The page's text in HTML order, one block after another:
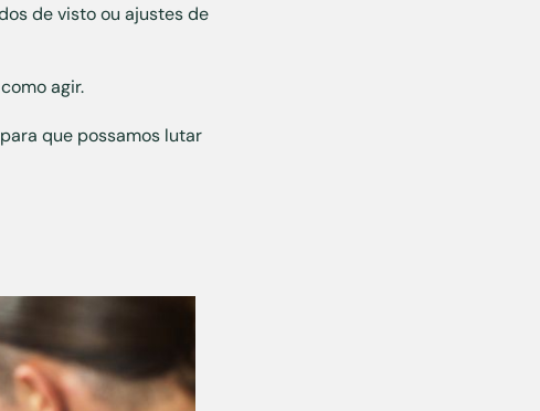
de visto ou ajustes de
agir.
que possamos lutar